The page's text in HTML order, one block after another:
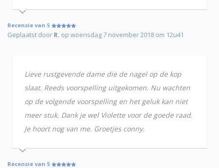
Recensie van 5
Geplaatst door R. op woensdag 7 november 2018 om 12u41
Lieve rustgevende dame die de nagel op de kop
slaat. Reeds voorspelling uitgekomen. Nu wachten
op de volgende voorspelling en het geluk kan niet
meer stuk. Dank je wel Violette voor de goede raad.
Je hoort nog van me. Groetjes conny.
Recensie van 5